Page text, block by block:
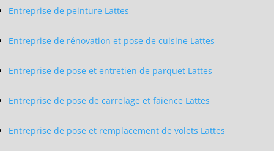
Entreprise de peinture Lattes
Entreprise de rénovation et pose de cuisine Lattes
Entreprise de pose et entretien de parquet Lattes
Entreprise de pose de carrelage et faience Lattes
Entreprise de pose et remplacement de volets Lattes